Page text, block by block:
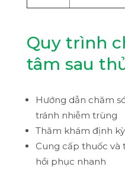
Quy trình
tâm sau
Hướng dẫn chăm
tránh nhiễm trùng
Thăm khám định
Cung cấp thuốc và
hồi phục nhanh